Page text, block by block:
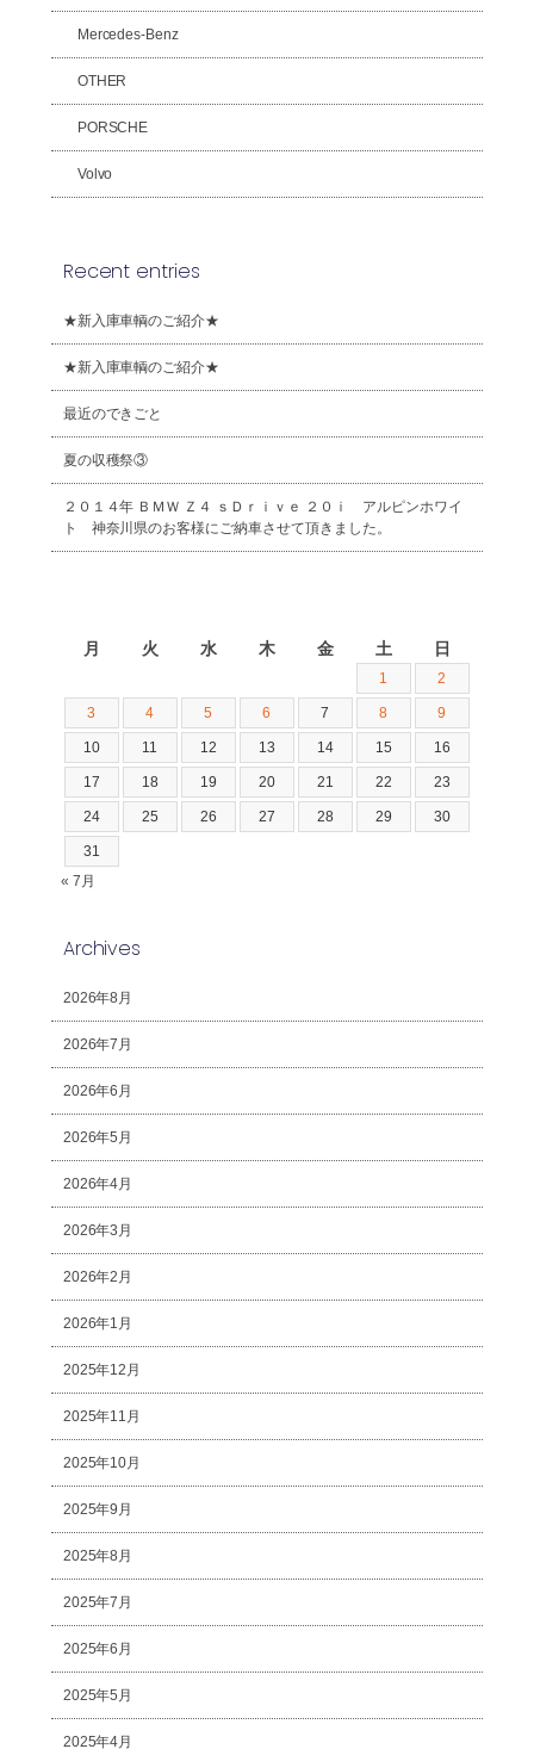
Mercedes-Benz
OTHER
PORSCHE
Volvo
Recent entries
★新入庫車輌のご紹介★
★新入庫車輌のご紹介★
最近のできごと
夏の収穫祭③
２０１４年 ＢＭＷ Ｚ４ ｓＤｒｉｖｅ ２０ｉ アルピンホワイ
ト 神奈川県のお客様にご納車させて頂きました。
月 火 水 木 金 土 日
1 2
3 4 5 6 7 8 9
10 11 12 13 14 15 16
17 18 19 20 21 22 23
24 25 26 27 28 29 30
31
« 7月
Archives
2026年8月
2026年7月
2026年6月
2026年5月
2026年4月
2026年3月
2026年2月
2026年1月
2025年12月
2025年11月
2025年10月
2025年9月
2025年8月
2025年7月
2025年6月
2025年5月
2025年4月